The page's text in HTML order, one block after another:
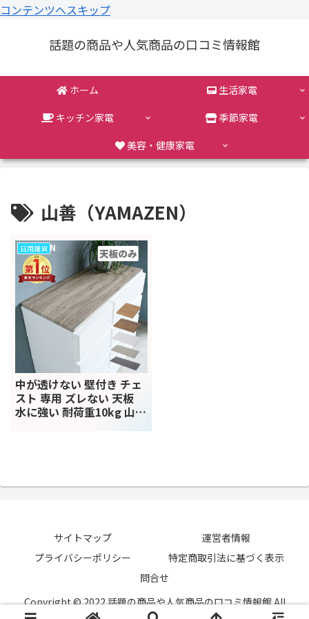
コンテンツへスキップ
話題の商品や人気商品の口コミ情報館
ホーム
生活家電
キッチン家電
季節家電
美容・健康家電
山善（YAMAZEN）
日用雑貨
中が透けない 壁付き チェ
スト 専用 ズレない 天板
水に強い 耐荷重10kg 山善
サイトマップ
運営者情報
プライバシーポリシー
特定商取引法に基づく表示
問合せ
Copyright © 2022 話題の商品や人気商品の口コミ情報館 All